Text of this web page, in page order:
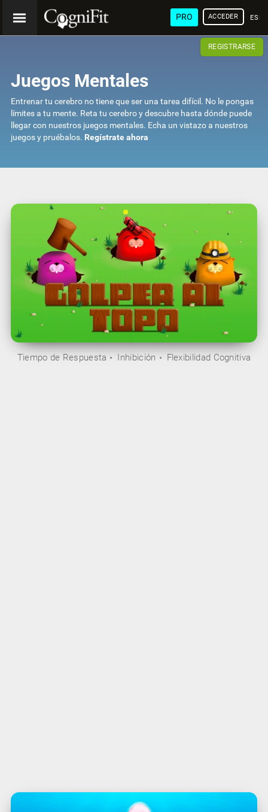
PRO ACCEDER
REGISTRARSE
Juegos Mentales
Entrenar tu cerebro no tiene que ser una tarea difícil. No le pongas
límites a tu mente. Reta tu cerebro y descubre hasta dónde puede
llegar con nuestros juegos mentales. Echa un vistazo a nuestros
juegos y pruébalos. Regístrate ahora
Tiempo de Respuesta Inhibición Flexibilidad Cognitiva